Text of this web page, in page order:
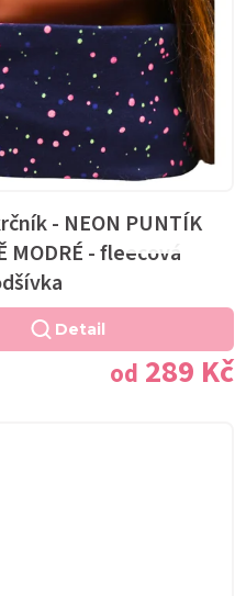
- NEON PUNTÍK
MODRÉ - fleecová
Průměrné
produktu
5,0
od 289 Kč
Detail